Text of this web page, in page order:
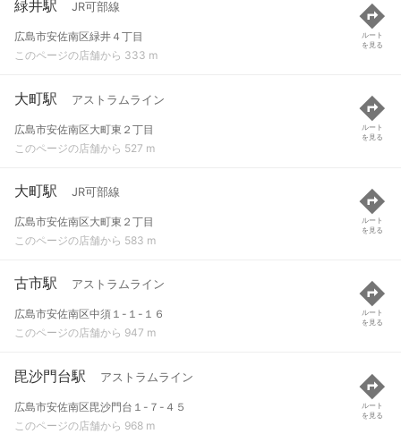
緑井駅 JR可部線
広島市安佐南区緑井４丁目
このページの店舗から 333 m
ルート
を見る
大町駅 アストラムライン
広島市安佐南区大町東２丁目
このページの店舗から 527 m
ルート
を見る
大町駅 JR可部線
広島市安佐南区大町東２丁目
このページの店舗から 583 m
ルート
を見る
古市駅 アストラムライン
広島市安佐南区中須１-１-１６
このページの店舗から 947 m
ルート
を見る
毘沙門台駅 アストラムライン
広島市安佐南区毘沙門台１-７-４５
このページの店舗から 968 m
ルート
を見る